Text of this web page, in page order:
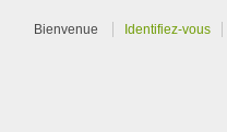
Bienvenue Identifiez-vous